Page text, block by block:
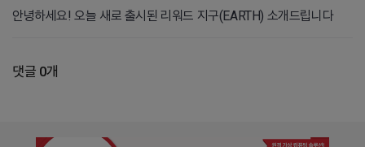
안녕하세요! 오늘 새로 출시된 리워드 지구(EARTH) 소개드립니다
댓글 0개